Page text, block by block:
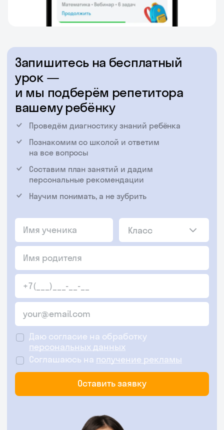
Запишитесь на бесплатный
урок —
и мы подберём репетитора
вашему ребёнку
Проведём диагностику знаний ребёнка
Познакомим со школой и ответим
на все вопросы
Составим план занятий и дадим
персональные рекомендации
Научим понимать, а не зубрить
Класс
Даю согласие на обработку
персональных данных
Соглашаюсь на получение рекламы
Оставить заявку